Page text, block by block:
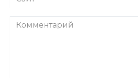
Комментарий